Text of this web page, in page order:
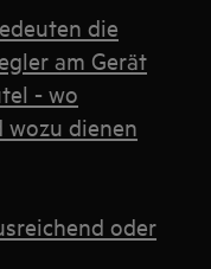
die
am Gerät
- wo
wozu dienen
oder